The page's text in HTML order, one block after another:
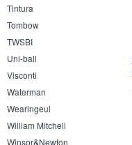
Tintura
Tombow
TWSBI
Uni-ball
Visconti
Waterman
Wearingeul
William Mitchell
Winsor&Newton